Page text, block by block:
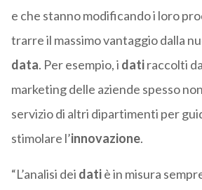
e che stanno modificando i loro
trarre il massimo vantaggio dalla
data. Per esempio, i datiraccolti
marketing delle aziende spesso
servizio di altri dipartimenti per
stimolare l’innovazione.
“L’analisi dei datiè in misura